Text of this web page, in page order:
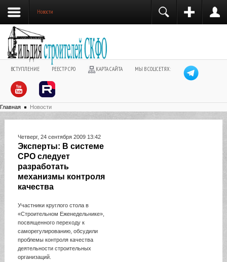
Новости
ВСТУПЛЕНИЕ РЕЕСТР СРО КАРТА САЙТА МЫ В СОЦСЕТЯХ:
Главная Новости
Четверг, 24 сентября 2009 13:42
Эксперты: В системе
СРО следует
разработать
механизмы контроля
качества
Участники круглого стола в
«Строительном Еженедельнике»,
посвященного переходу к
саморегулированию, обсудили
проблемы контроля качества
деятельности строительных
организаций.